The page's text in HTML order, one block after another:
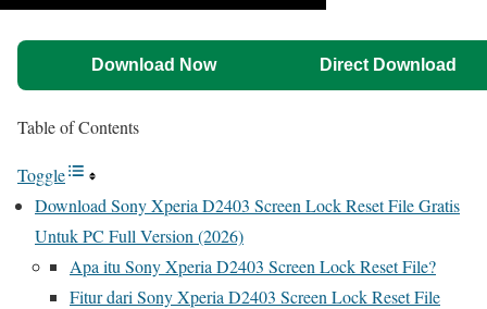
Download Now Direct Download
Table of Contents
Toggle
Download Sony Xperia D2403 Screen Lock Reset File Gratis
Untuk PC Full Version (2026)
Apa itu Sony Xperia D2403 Screen Lock Reset File?
Fitur dari Sony Xperia D2403 Screen Lock Reset File